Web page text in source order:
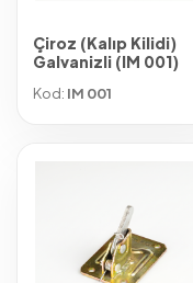
Çiroz (Kalıp Kilidi)
Galvanizli (IM 001)
Kod: IM 001